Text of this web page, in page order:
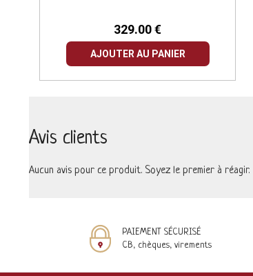
329.00 €
AJOUTER AU PANIER
Avis clients
Aucun avis pour ce produit. Soyez le premier à réagir.
PAIEMENT SÉCURISÉ
CB, chèques, virements